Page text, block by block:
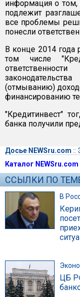
информация о
подлежит
все проблемы
понесли
В конце 2014 года
том числе
(отмыванию)
финансированию
"Кредитинвест"
банка получили
Досье NEWSru.com ::
Каталог NEWSru.com
ССЫЛКИ ПО
В
ЦБ